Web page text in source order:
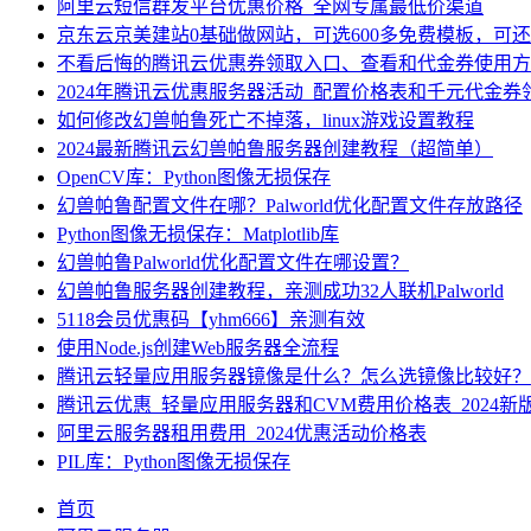
阿里云短信群发平台优惠价格_全网专属最低价渠道
京东云京美建站0基础做网站，可选600多免费模板，可还
不看后悔的腾讯云优惠券领取入口、查看和代金券使用
2024年腾讯云优惠服务器活动_配置价格表和千元代金券
如何修改幻兽帕鲁死亡不掉落，linux游戏设置教程
2024最新腾讯云幻兽帕鲁服务器创建教程（超简单）
OpenCV库：Python图像无损保存
幻兽帕鲁配置文件在哪？Palworld优化配置文件存放路径
Python图像无损保存：Matplotlib库
幻兽帕鲁Palworld优化配置文件在哪设置？
幻兽帕鲁服务器创建教程，亲测成功32人联机Palworld
5118会员优惠码【yhm666】亲测有效
使用Node.js创建Web服务器全流程
腾讯云轻量应用服务器镜像是什么？怎么选镜像比较好？
腾讯云优惠_轻量应用服务器和CVM费用价格表_2024新
阿里云服务器租用费用_2024优惠活动价格表
PIL库：Python图像无损保存
首页